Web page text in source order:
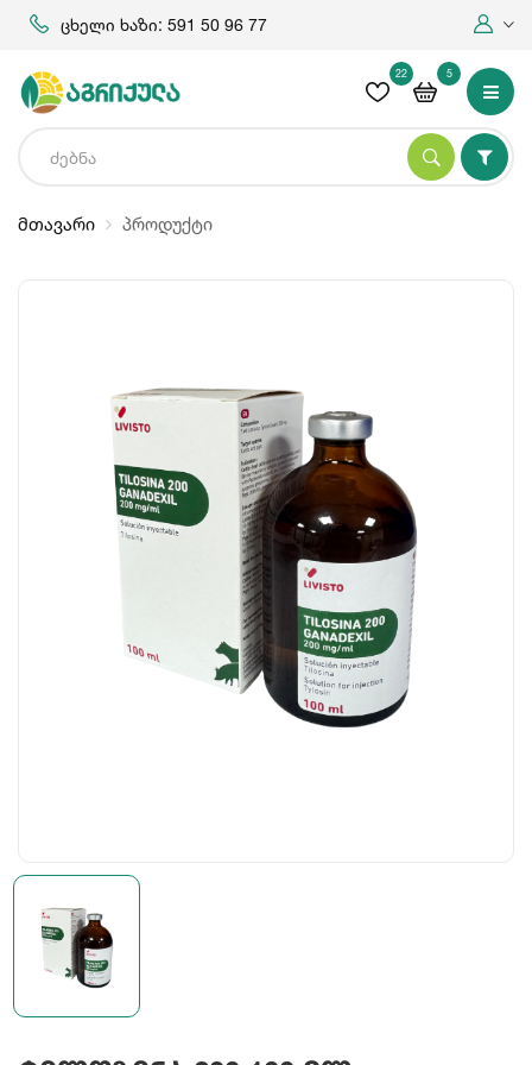
ცხელი ხაზი: 591 50 96 77
22 5
მთავარი პროდუქტი